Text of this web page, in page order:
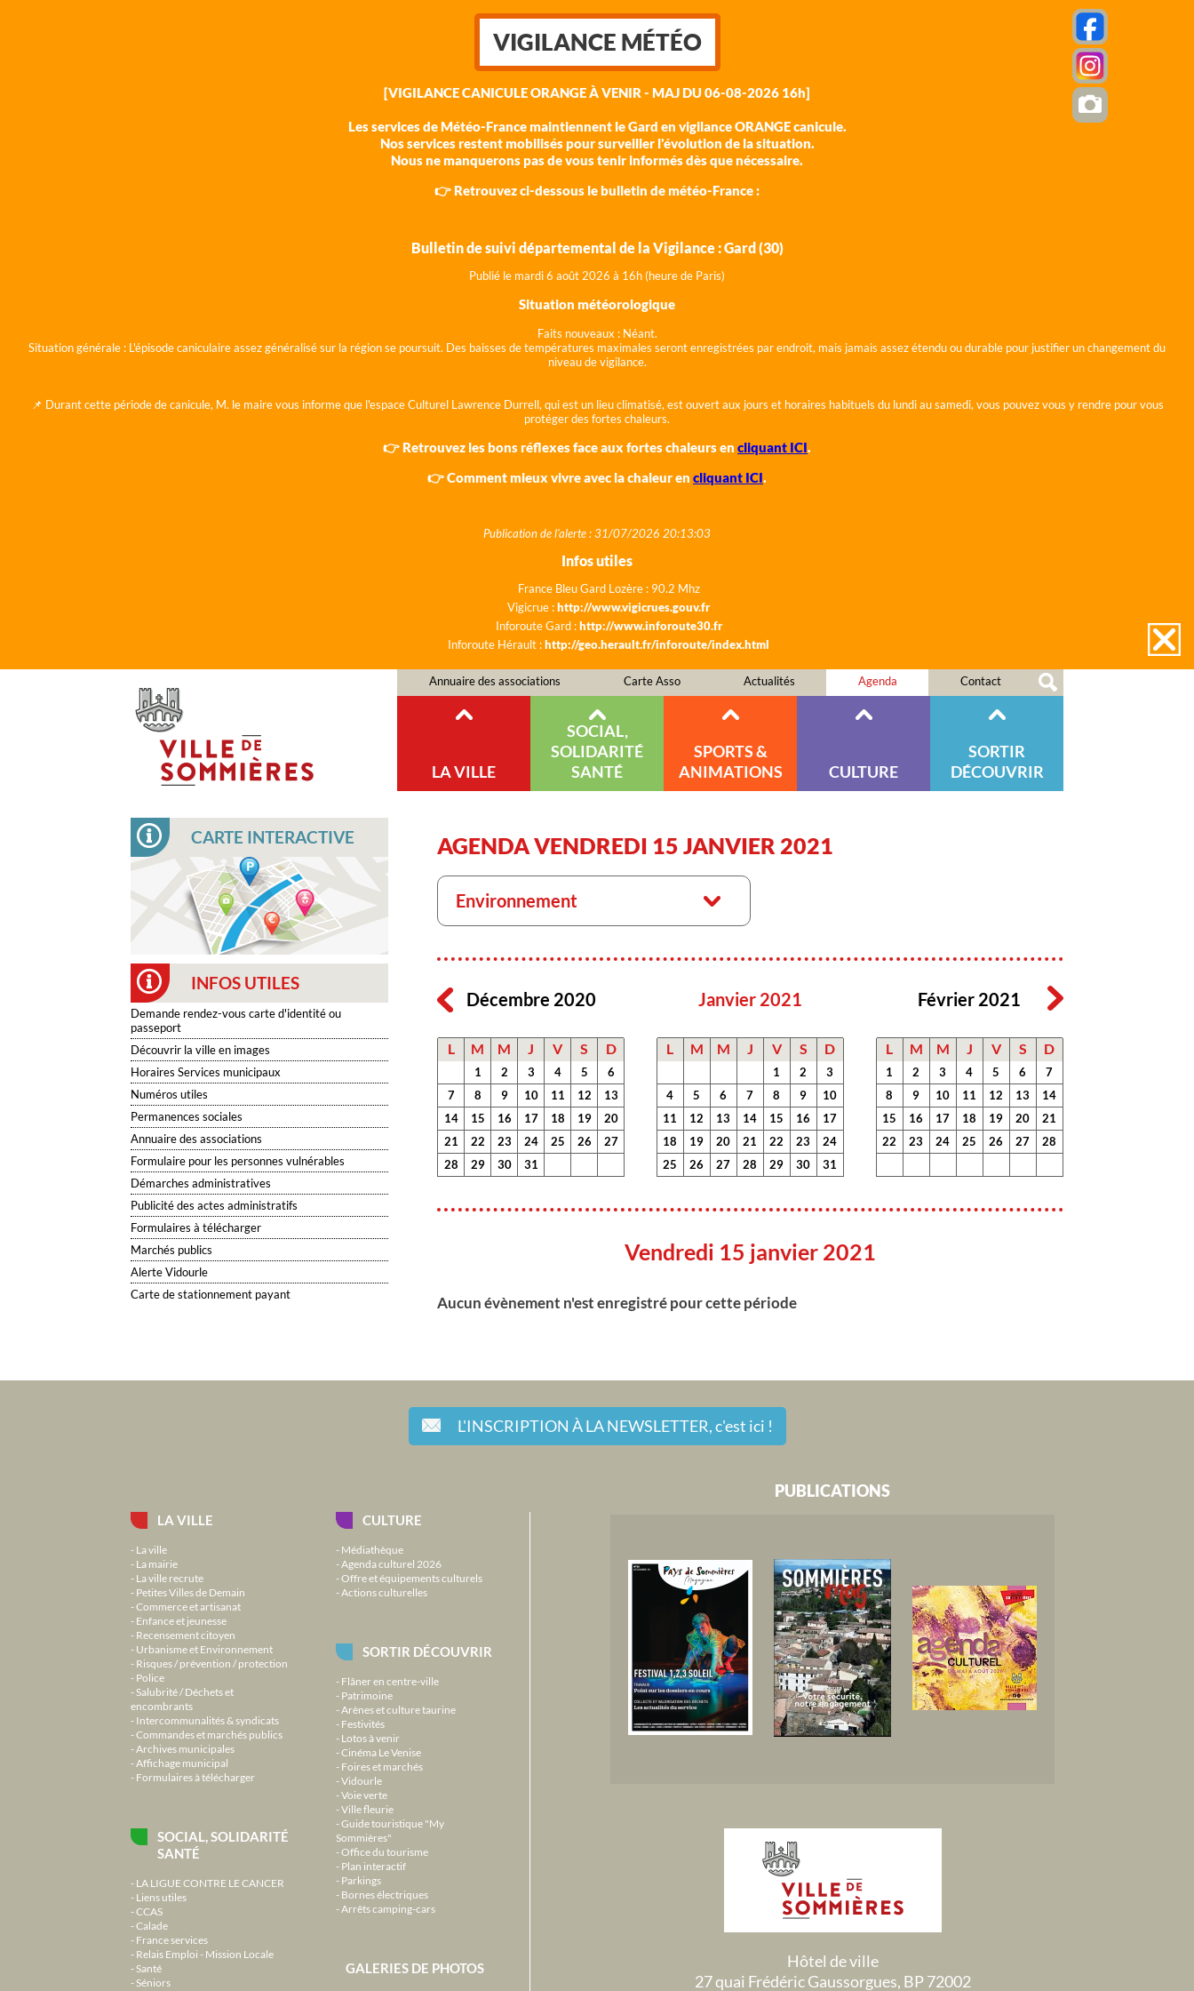
VIGILANCE MÉTÉO
[VIGILANCE CANICULE ORANGE À VENIR - MAJ DU 06-08-2026 16h]
Les services de Météo-France maintiennent le Gard en vigilance ORANGE canicule.
Nos services restent mobilisés pour surveiller l'évolution de la situation.
Nous ne manquerons pas de vous tenir informés dès que nécessaire.
👉 Retrouvez ci-dessous le bulletin de météo-France :
Bulletin de suivi départemental de la Vigilance : Gard (30)
Publié le mardi 6 août 2026 à 16h (heure de Paris)
Situation météorologique
Faits nouveaux : Néant.
Situation générale : L'épisode caniculaire assez généralisé sur la région se poursuit. Des baisses de températures maximales seront enregistrées par endroit, mais jamais assez étendu ou durable pour justifier un changement du
niveau de vigilance.
📌 Durant cette période de canicule, M. le maire vous informe que l'espace Culturel Lawrence Durrell, qui est un lieu climatisé, est ouvert aux jours et horaires habituels du lundi au samedi, vous pouvez vous y rendre pour vous
protéger des fortes chaleurs.
👉 Retrouvez les bons réflexes face aux fortes chaleurs en cliquant ICI.
👉 Comment mieux vivre avec la chaleur en cliquant ICI.
Publication de l'alerte : 31/07/2026 20:13:03
Infos utiles
France Bleu Gard Lozère : 90.2 Mhz
Vigicrue :http://www.vigicrues.gouv.fr
Inforoute Gard :http://www.inforoute30.fr
Inforoute Hérault :http://geo.herault.fr/inforoute/index.html
Annuaire des associations Carte Asso Actualités Agenda Contact
LA VILLE
SOCIAL,
SOLIDARITÉ
SANTÉ
SPORTS &
ANIMATIONS
CULTURE
SORTIR
DÉCOUVRIR
CARTE INTERACTIVE
INFOS UTILES
Demande rendez-vous carte d'identité ou
passeport
Découvrir la ville en images
Horaires Services municipaux
Numéros utiles
Permanences sociales
Annuaire des associations
Formulaire pour les personnes vulnérables
Démarches administratives
Publicité des actes administratifs
Formulaires à télécharger
Marchés publics
Alerte Vidourle
Carte de stationnement payant
AGENDA VENDREDI 15 JANVIER 2021
Environnement
Décembre 2020
L M M J V S D
1 2 3 4 5
6
7
8 9 10 11 12
13
14
15 16 17 18 19
20
21
22 23 24 25 26
27
28
29 30 31
Janvier 2021
L M M J V S D
1 2
3
4
5 6 7 8 9
10
11
12 13 14 15 16
17
18
19 20 21 22 23
24
25
26 27 28 29 30 31
Février 2021
L M M J V S D
1 2 3 4 5 6
7
8
9 10 11 12 13
14
15
16 17 18 19 20
21
22
23 24 25 26 27 28
Vendredi 15 janvier 2021
Aucun évènement n'est enregistré pour cette période
L'INSCRIPTION À LA NEWSLETTER,c'est ici !
LA VILLE
La ville
La mairie
La ville recrute
Petites Villes de Demain
Commerce et artisanat
Enfance et jeunesse
Recensement citoyen
Urbanisme et Environnement
Risques / prévention / protection
Police
Salubrité / Déchets et
encombrants
Intercommunalités & syndicats
Commandes et marchés publics
Archives municipales
Affichage municipal
Formulaires à télécharger
SOCIAL, SOLIDARITÉ
SANTÉ
LA LIGUE CONTRE LE CANCER
Liens utiles
CCAS
Calade
France services
Relais Emploi - Mission Locale
Santé
Séniors
CULTURE
Médiathèque
Agenda culturel 2026
Offre et équipements culturels
Actions culturelles
SORTIR DÉCOUVRIR
Flâner en centre-ville
Patrimoine
Arènes et culture taurine
Festivités
Lotos à venir
Cinéma Le Venise
Foires et marchés
Vidourle
Voie verte
Ville fleurie
Guide touristique "My
Sommières"
Office du tourisme
Plan interactif
Parkings
Bornes électriques
Arrêts camping-cars
GALERIES DE PHOTOS
PUBLICATIONS
Hôtel de ville
27 quai Frédéric Gaussorgues, BP 72002